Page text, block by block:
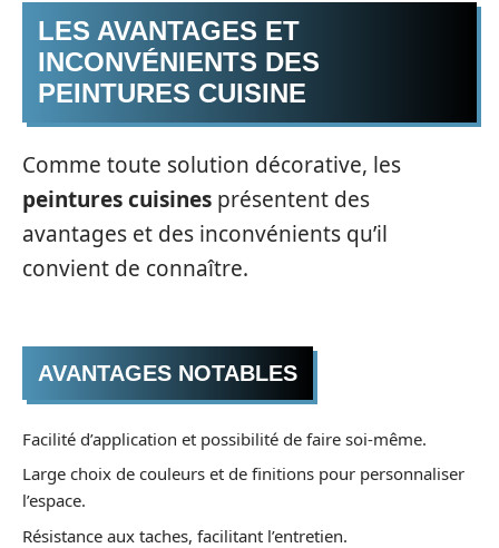
LES AVANTAGES ET
INCONVÉNIENTS DES
PEINTURES CUISINE
Comme toute solution décorative, les
peintures cuisines présentent des
avantages et des inconvénients qu’il
convient de connaître.
AVANTAGES NOTABLES
Facilité d’application et possibilité de faire soi-même.
Large choix de couleurs et de finitions pour personnaliser
l’espace.
Résistance aux taches, facilitant l’entretien.